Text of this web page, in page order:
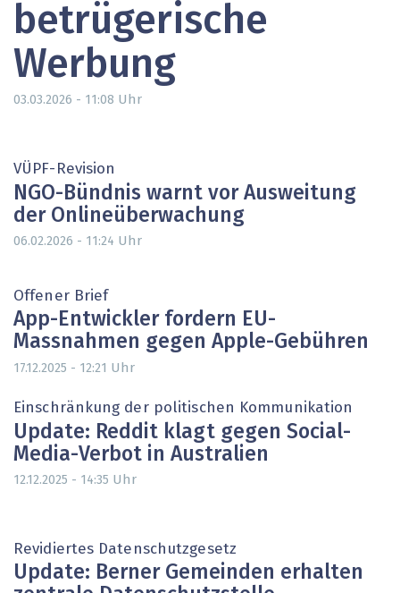
betrügerische
Werbung
03.03.2026 - 11:08 Uhr
VÜPF-Revision
NGO-Bündnis warnt vor Ausweitung
der Onlineüberwachung
06.02.2026 - 11:24 Uhr
Offener Brief
App-Entwickler fordern EU-
Massnahmen gegen Apple-Gebühren
17.12.2025 - 12:21 Uhr
Einschränkung der politischen Kommunikation
Update: Reddit klagt gegen Social-
Media-Verbot in Australien
12.12.2025 - 14:35 Uhr
Revidiertes Datenschutzgesetz
Update: Berner Gemeinden erhalten